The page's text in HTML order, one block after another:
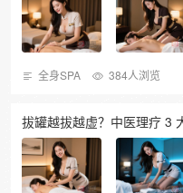
全身SPA 384人浏览
拔罐越拔越虚？中医理疗 3